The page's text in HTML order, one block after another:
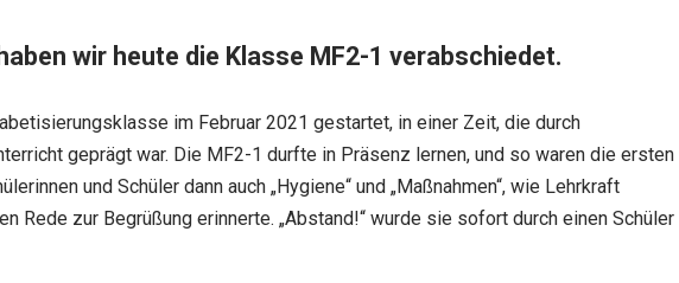
wir heute die Klasse MF2-1 verabschiedet.
im Februar 2021 gestartet, in einer Zeit, die durch
geprägt war. Die MF2-1 durfte in Präsenz lernen, und so waren die ersten
und Schüler dann auch „Hygiene“ und „Maßnahmen“, wie Lehrkraft
Rede zur Begrüßung erinnerte. „Abstand!“ wurde sie sofort durch einen Schüler